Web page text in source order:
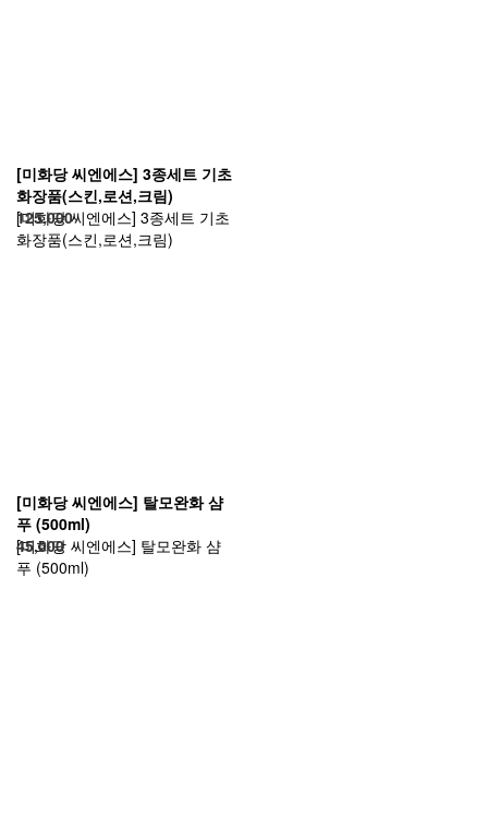
[미화당 씨엔에스] 3종세트 기초
화장품(스킨,로션,크림)
[미화당 씨엔에스] 3종세트 기초
화장품(스킨,로션,크림)
125,000
[미화당 씨엔에스] 탈모완화 샴
푸 (500ml)
[미화당 씨엔에스] 탈모완화 샴
푸 (500ml)
45,000